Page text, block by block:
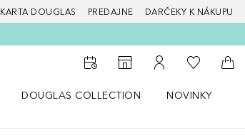
KARTA DOUGLAS PREDAJNE DARČEKY K NÁKUPU
Do vyhľadávača predajní
Do môjho účtu
Do môjho
Do
DOUGLAS COLLECTION
NOVINKY